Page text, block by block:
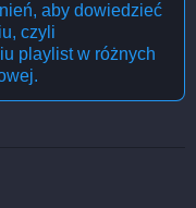
aby dowiedzieć
czyli
playlist w różnych
.